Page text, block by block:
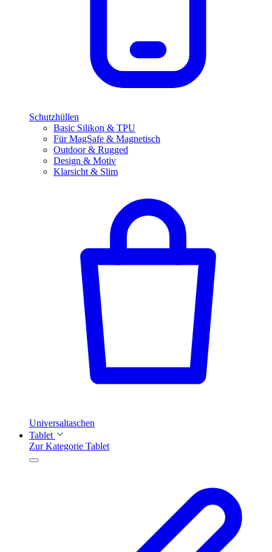
Schutzhüllen
Basic Silikon & TPU
Für MagSafe & Magnetisch
Outdoor & Rugged
Design & Motiv
Klarsicht & Slim
Universaltaschen
Tablet
Zur Kategorie Tablet